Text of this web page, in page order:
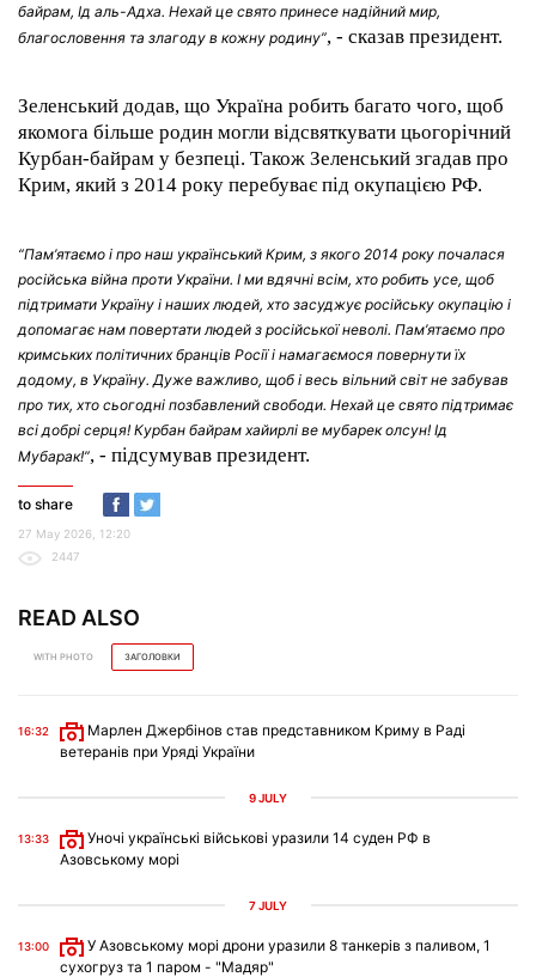
байрам, Ід аль-Адха. Нехай це свято принесе надійний мир,
благословення та злагоду в кожну родину”, - сказав президент.
Зеленський додав, що Україна робить багато чого, щоб
якомога більше родин могли відсвяткувати цьогорічний
Курбан-байрам у безпеці. Також Зеленський згадав про
Крим, який з 2014 року перебуває під окупацією РФ.
“Пам’ятаємо і про наш український Крим, з якого 2014 року почалася
російська війна проти України. І ми вдячні всім, хто робить усе, щоб
підтримати Україну і наших людей, хто засуджує російську окупацію і
допомагає нам повертати людей з російської неволі. Пам’ятаємо про
кримських політичних бранців Росії і намагаємося повернути їх
додому, в Україну. Дуже важливо, щоб і весь вільний світ не забував
про тих, хто сьогодні позбавлений свободи. Нехай це свято підтримає
всі добрі серця! Курбан байрам хайирлі ве мубарек олсун! Ід
Мубарак!”, - підсумував президент.
to share
27 May 2026, 12:20
2447
READ ALSO
WITH PHOTO ЗАГОЛОВКИ
16:32
Марлен Джербінов став представником Криму в Раді
ветеранів при Уряді України
9 JULY
13:33
Уночі українські військові уразили 14 суден РФ в
Азовському морі
7 JULY
13:00
У Азовському морі дрони уразили 8 танкерів з паливом, 1
сухогруз та 1 паром - "Мадяр"